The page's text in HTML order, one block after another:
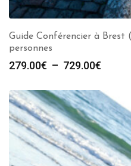
Guide Conférencier à Brest
personnes
279.00€ – 729.00€
prix :
à